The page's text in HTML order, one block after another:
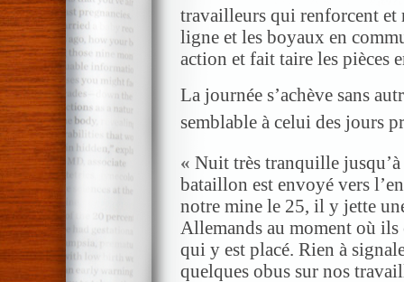
travailleurs qui renforcent et
ligne et les boyaux en
action et fait taire les pièces
La journée s’achève sans
semblable à celui des jours
« Nuit très tranquille
bataillon est envoyé vers
notre mine le 25, il y jette
Allemands au moment où
qui y est placé. Rien à
quelques obus sur nos